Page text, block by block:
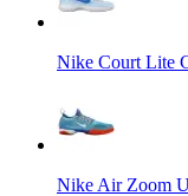
Nike Court Lite
Nike Air Zoom